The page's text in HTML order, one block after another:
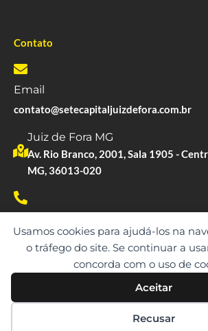
Usamos cookies para ajudá-los na
o tráfego do site. Se continuar a
concorda com o uso de
Aceitar
Recusar
Contato
Email
contato@setecapitaljuizdefora.com.br
Juiz de Fora MG
Av. Rio Branco, 2001, Sala 1905 -
MG, 36013-020
(61) 99530-9873
SETE CAPITAL | CNPJ: 10.891.675/